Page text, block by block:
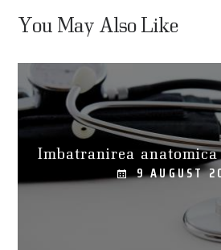
You May Also Like
Imbatranirea
9 AUGUST